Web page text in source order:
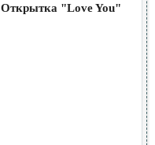
Открытка "Love You"